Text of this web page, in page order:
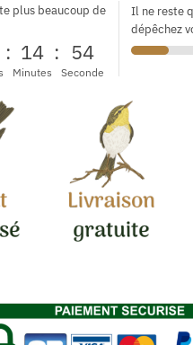
plus beaucoup de
: 14
Minutes
: 54
Seconde
Il ne reste
dépêchez